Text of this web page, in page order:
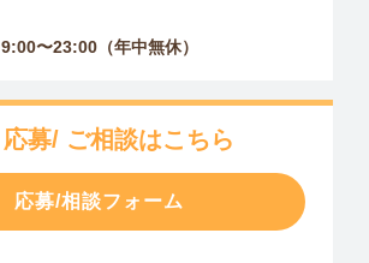
9:00〜23:00（年中無休）
応募/ ご相談はこちら
応募/相談フォーム